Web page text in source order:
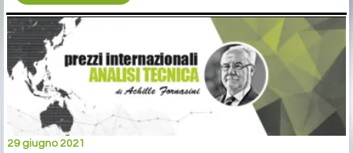
29 giugno 2021